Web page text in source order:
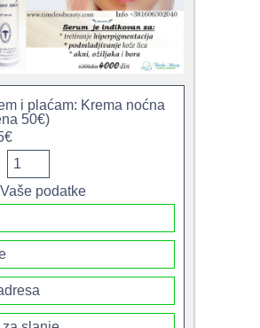
i plaćam: Krema noćna
50€)
podatke